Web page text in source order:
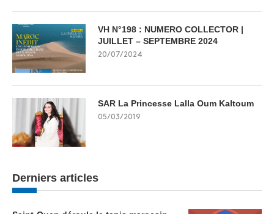
VH N°198 : NUMERO COLLECTOR |
JUILLET – SEPTEMBRE 2024
20/07/2024
SAR La Princesse Lalla Oum Kaltoum
05/03/2019
Derniers articles